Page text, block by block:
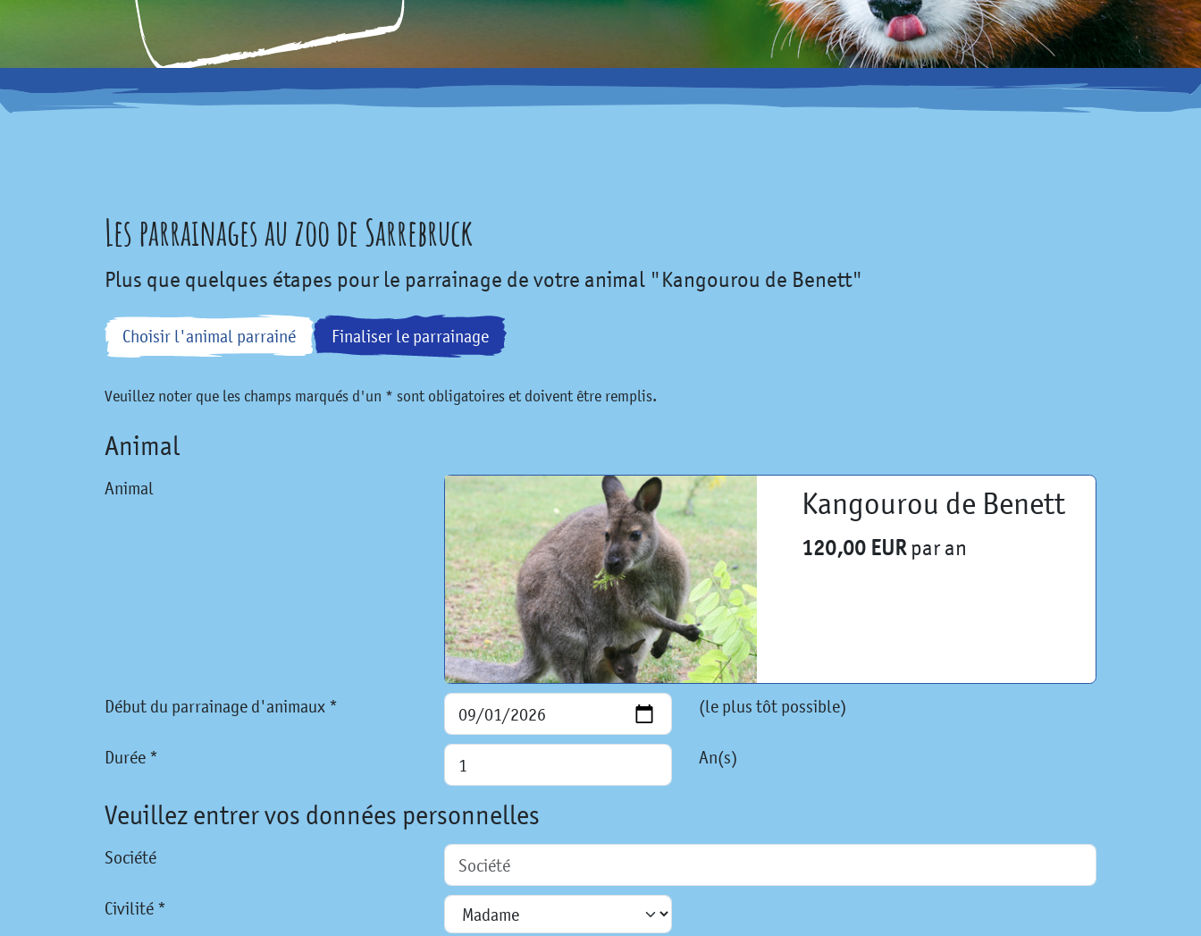
Les parrainages au zoo de Sarrebruck
Plus que quelques étapes pour le parrainage de votre animal "Kangourou de Benett"
Choisir l'animal parrainé Finaliser le parrainage
Veuillez noter que les champs marqués d'un * sont obligatoires et doivent être remplis.
Animal
Animal Kangourou de Benett
120,00 EUR par an
Début du parrainage d'animaux * (le plus tôt possible)
Durée * An(s)
Veuillez entrer vos données personnelles
Société
Civilité *